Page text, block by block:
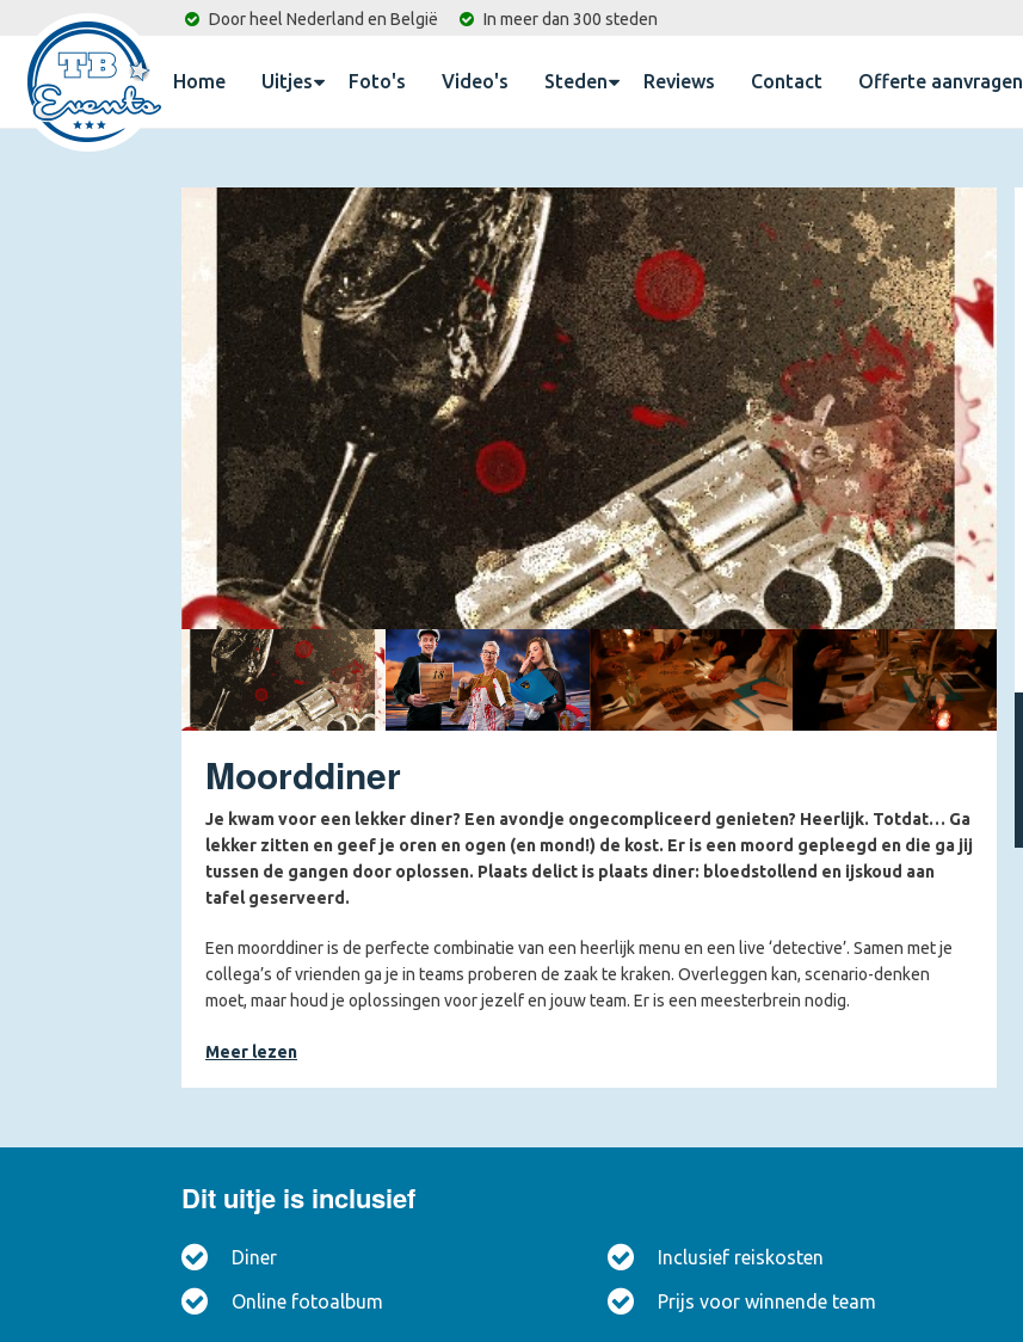
Door heel Nederland en België In meer dan 300 steden
Home Uitjes Foto's Video's Steden Reviews Contact Offerte aanvragen
Moorddiner
Je kwam voor een lekker diner? Een avondje ongecompliceerd genieten? Heerlijk. Totdat… Ga
lekker zitten en geef je oren en ogen (en mond!) de kost. Er is een moord gepleegd en die ga jij
tussen de gangen door oplossen. Plaats delict is plaats diner: bloedstollend en ijskoud aan
tafel geserveerd.
Een moorddiner is de perfecte combinatie van een heerlijk menu en een live ‘detective’. Samen met je
collega’s of vrienden ga je in teams proberen de zaak te kraken. Overleggen kan, scenario-denken
moet, maar houd je oplossingen voor jezelf en jouw team. Er is een meesterbrein nodig.
Dat van jou. No shit, Sherlock!
Jouw gezelschap wordt gastvrij ontvangen en welkom geheten. Jullie zitten amper aan tafel als er
Dit maakt jullie eerstegraads getuigen en we doen direct een beroep op ieders analytisch inzicht bij de
getuigenissen en (on)echte motieven: tussen de gangen door komen jullie steeds dichter bij de ware
Meer lezen
Dit uitje is inclusief
Diner Inclusief reiskosten
Online fotoalbum Prijs voor winnende team